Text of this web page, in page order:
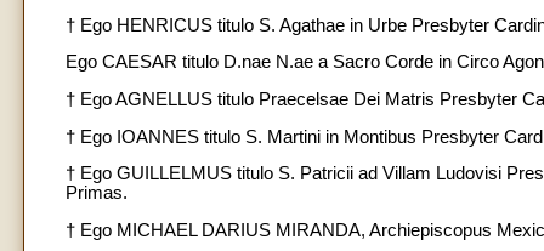
† Ego HENRICUS titulo S. Agathae in Urbe Presbyter
Ego CAESAR titulo D.nae N.ae a Sacro Corde in Circo
† Ego AGNELLUS titulo Praecelsae Dei Matris Presbyter
† Ego IOANNES titulo S. Martini in Montibus Presbyter
† Ego GUILLELMUS titulo S. Patricii ad Villam Ludovisi
Primas.
† Ego MICHAEL DARIUS MIRANDA, Archiepiscopus